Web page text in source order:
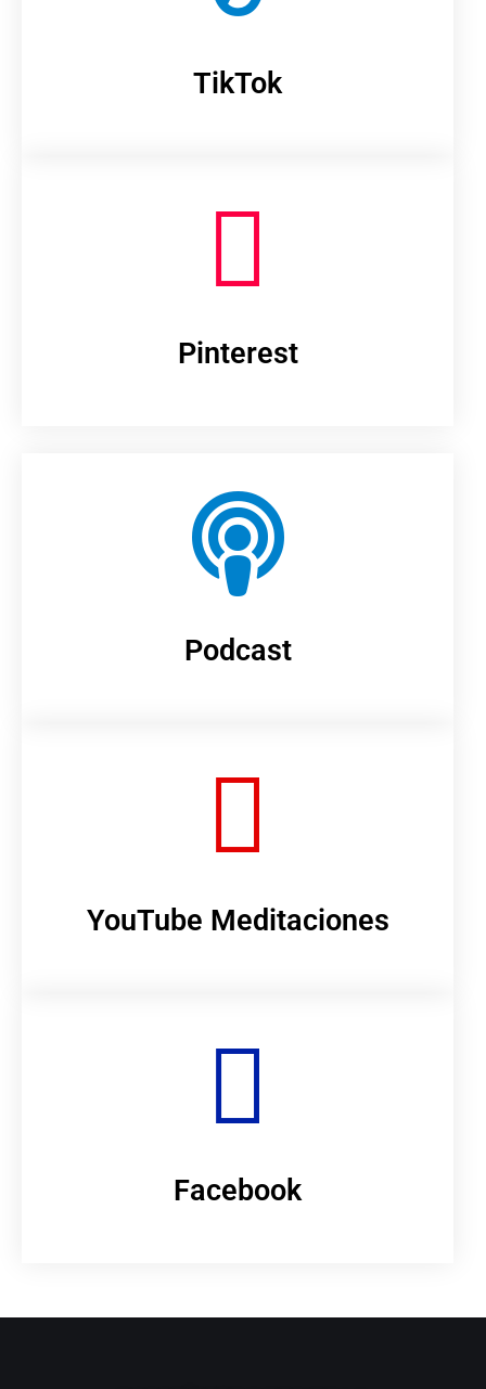
TikTok
Pinterest
Podcast
YouTube Meditaciones
Facebook